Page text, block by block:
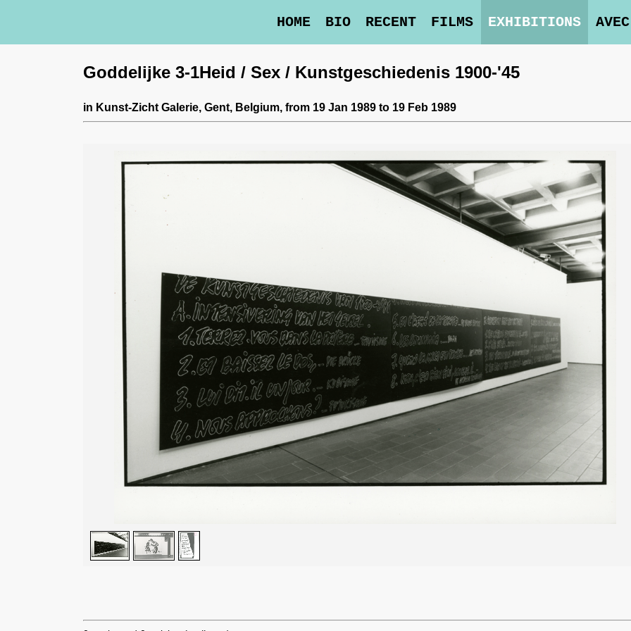
HOME BIO RECENT FILMS EXHIBITIONS
Goddelijke 3-1Heid / Sex / Kunstgeschiedenis 1900-'45
in Kunst-Zicht Galerie, Gent, Belgium, from 19 Jan 1989 to 19 Feb 1989